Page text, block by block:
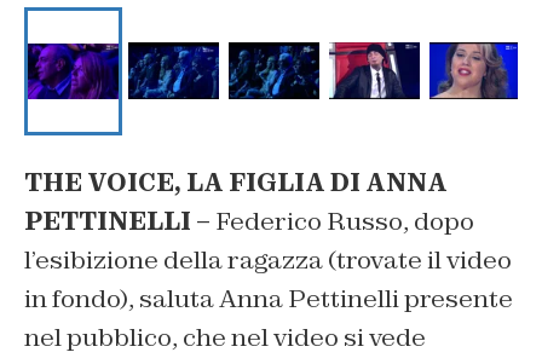
THE VOICE, LA FIGLIA DI ANNA
PETTINELLI – Federico Russo, dopo
l’esibizione della ragazza (trovate il video
in fondo), saluta Anna Pettinelli presente
nel pubblico, che nel video si vede